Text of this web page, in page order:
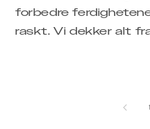
forbedre
raskt. Vi dekker alt